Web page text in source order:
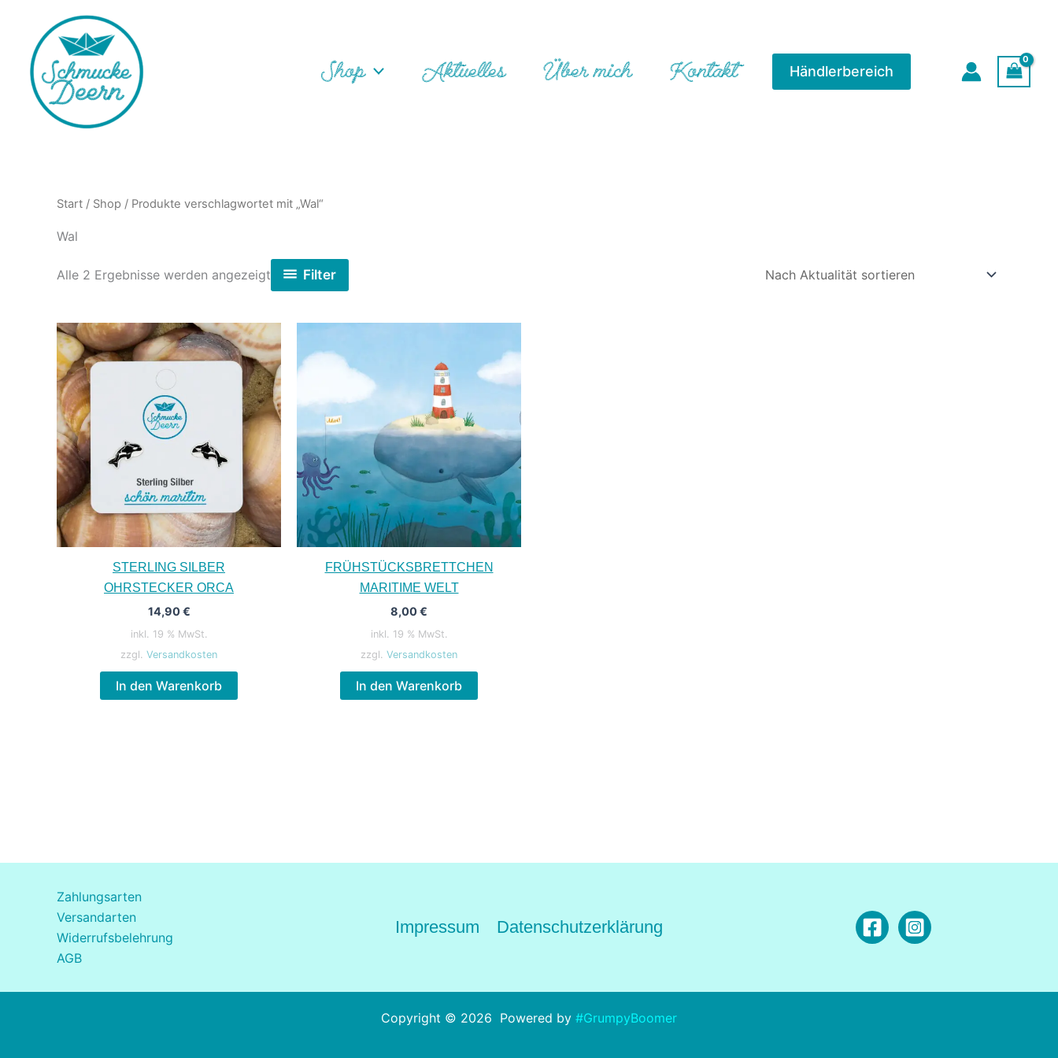
springen
Shop Aktuelles Über mich Kontakt Händlerbereich
Start / Shop / Produkte verschlagwortet mit „Wal“
Wal
Alle 2 Ergebnisse werden angezeigt Nach
Aktualität
Filter
STERLING SILBER
OHRSTECKER ORCA
14,90€
inkl. 19 % MwSt.
zzgl. Versandkosten
In den Warenkorb
FRÜHSTÜCKSBRETTCHEN
MARITIME WELT
8,00€
inkl. 19 % MwSt.
zzgl. Versandkosten
In den Warenkorb
Zahlungsarten
Versandarten
Widerrufsbelehrung
AGB
Impressum Datenschutzerklärung
Copyright © 2026 Powered by #GrumpyBoomer